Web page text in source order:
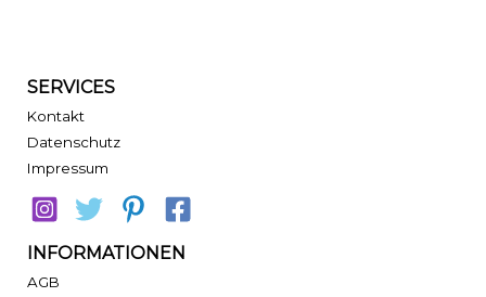
SERVICES
Kontakt
Datenschutz
Impressum
INFORMATIONEN
AGB